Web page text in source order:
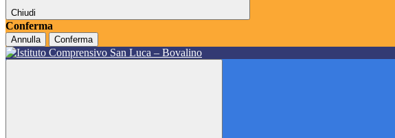
Chiudi
Conferma
Annulla Conferma